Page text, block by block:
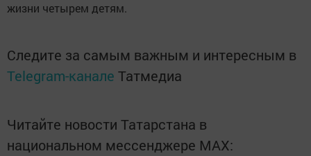
жизни четырем детям.
Следите за самым важным и интересным в
Telegram-канале Татмедиа
Читайте новости Татарстана в
национальном мессенджере MАХ: